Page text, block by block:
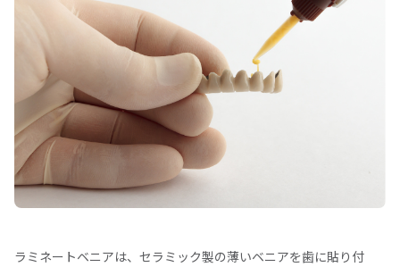
ラミネートベニアは、セラミック製の薄いベニアを歯に貼り付